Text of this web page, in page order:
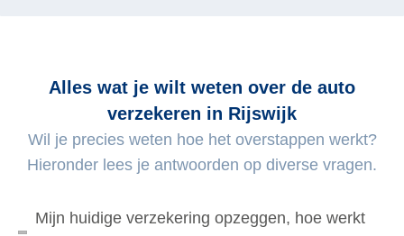
Alles wat je wilt weten over de auto
verzekeren in Rijswijk
Wil je precies weten hoe het overstappen werkt?
Hieronder lees je antwoorden op diverse vragen.
Mijn huidige verzekering opzeggen, hoe werkt